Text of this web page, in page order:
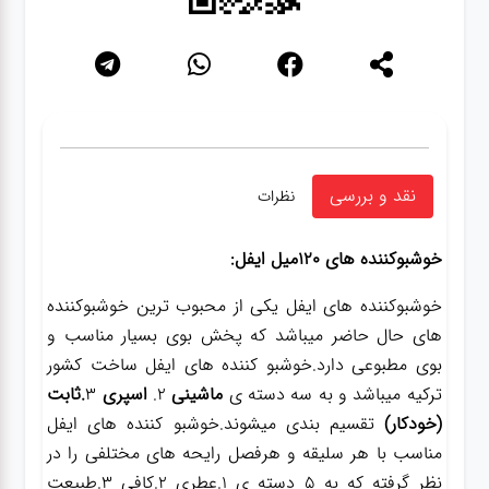
نقد و بررسی نظرات
خوشبوکننده های 120میل ایفل:
خوشبوکننده های ایفل یکی از محبوب ترین خوشبوکننده
های حال حاضر میباشد که پخش بوی بسیار مناسب و
بوی مطبوعی دارد.خوشبو کننده های ایفل ساخت کشور
ترکیه میباشد و به سه دسته ی ماشینی2. اسپری .ثابت
(خودکار) تقسیم بندی میشوند.خوشبو کننده های ایفل
مناسب با هر سلیقه و هرفصل رایحه های مختلفی را در
نظر گرفته که به 5 دسته ی 1.عطری 2.کافی 3.طبیعت